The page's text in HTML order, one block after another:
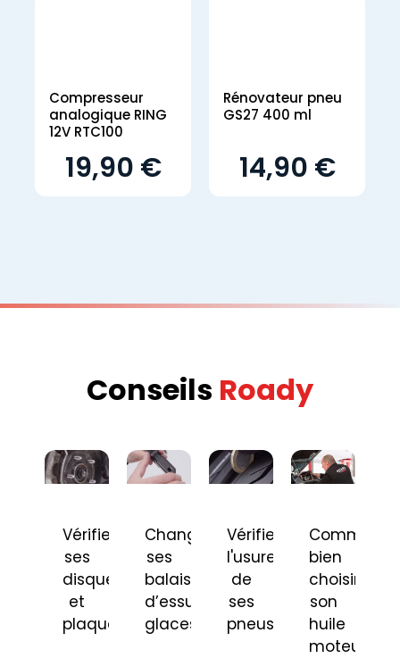
Compresseur
analogique RING
12V RTC100
19,90 €
Rénovateur pneu
GS27 400 ml
14,90 €
Conseils Roady
Vérifier
ses
disques
et
plaquettes
Changer
ses
balais
d’essuie-
glaces
Vérifier
l'usure
de
ses
pneus
Comment
bien
choisir
son
huile
moteur